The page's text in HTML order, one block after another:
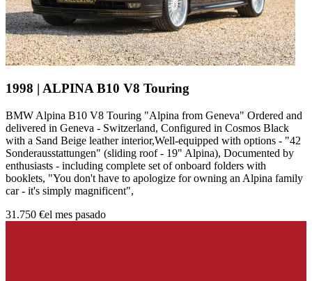
1998 | ALPINA B10 V8 Touring
BMW Alpina B10 V8 Touring "Alpina from Geneva" Ordered and
delivered in Geneva - Switzerland, Configured in Cosmos Black
with a Sand Beige leather interior,Well-equipped with options - "42
Sonderausstattungen" (sliding roof - 19" Alpina), Documented by
enthusiasts - including complete set of onboard folders with
booklets, "You don't have to apologize for owning an Alpina family
car - it's simply magnificent",
31.750 €el mes pasado